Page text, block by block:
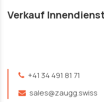
Verkauf
+41 34 491 81 71
sales@zaugg.swiss